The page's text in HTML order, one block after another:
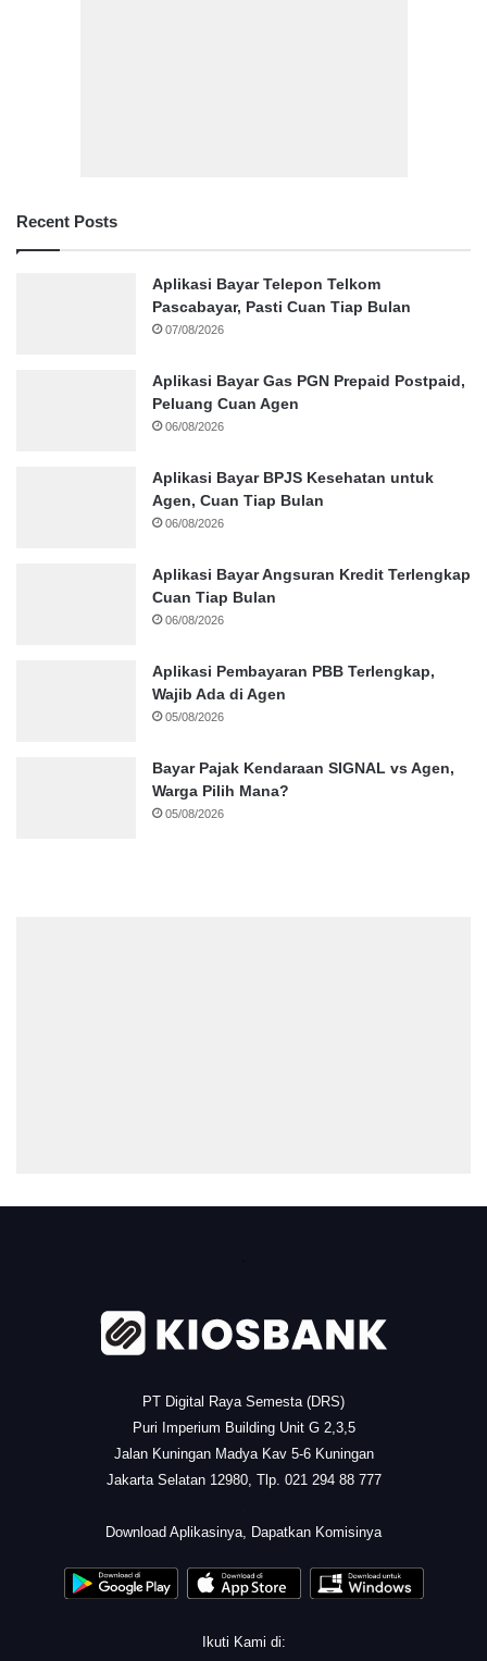
Recent Posts
Aplikasi Bayar Telepon Telkom
Pascabayar, Pasti Cuan Tiap Bulan
07/08/2026
Aplikasi Bayar Gas PGN Prepaid Postpaid,
Peluang Cuan Agen
06/08/2026
Aplikasi Bayar BPJS Kesehatan untuk
Agen, Cuan Tiap Bulan
06/08/2026
Aplikasi Bayar Angsuran Kredit Terlengkap
Cuan Tiap Bulan
06/08/2026
Aplikasi Pembayaran PBB Terlengkap,
Wajib Ada di Agen
05/08/2026
Bayar Pajak Kendaraan SIGNAL vs Agen,
Warga Pilih Mana?
05/08/2026
PT Digital Raya Semesta (DRS)
Puri Imperium Building Unit G 2,3,5
Jalan Kuningan Madya Kav 5-6 Kuningan
Jakarta Selatan 12980, Tlp. 021 294 88 777
Download Aplikasinya, Dapatkan Komisinya
Ikuti Kami di: